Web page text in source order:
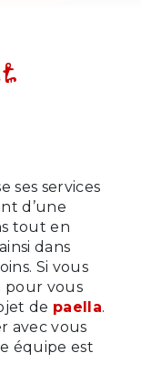
ses services
d’une
tout en
dans
Si vous
pour vous
de paella.
avec vous
équipe est